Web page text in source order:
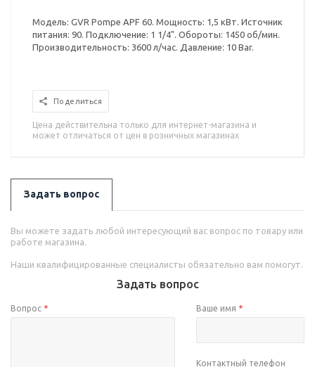
Модель: GVR Pompe APF 60. Мощность: 1,5 кВт. Источник
питания: 90. Подключение: 1 1/4". Обороты: 1450 об/мин.
Производительность: 3600 л/час. Давление: 10 Bar.
Поделиться
Цена действительна только для интернет-магазина и
может отличаться от цен в розничных магазинах
Задать вопрос
Вы можете задать любой интересующий вас вопрос по товару или
работе магазина.
Наши квалифицированные специалисты обязательно вам помогут.
Задать вопрос
Вопрос * Ваше имя *
Контактный телефон